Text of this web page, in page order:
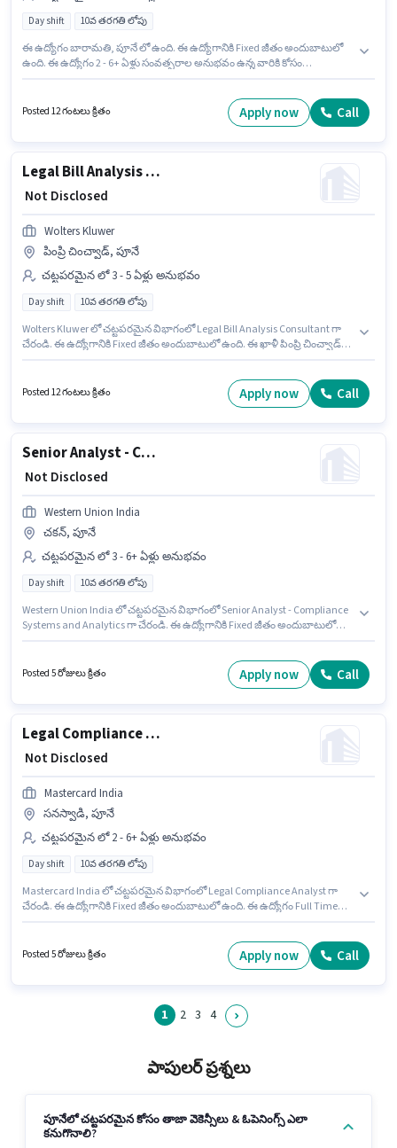
Day shift 10వ తరగతి లోపు
ఈ ఉద్యోగం బారామతి, పూనే లో ఉంది. ఈ ఉద్యోగానికి Fixed జీతం అందుబాటులో
ఉంది. ఈ ఉద్యోగం 2 - 6+ ఏళ్లు సంవత్సరాల అనుభవం ఉన్న వారికి కోసం
Mastercard India చట్టపరమైన విభాగంలో Associate Analyst - Legal
Compliance ఉద్యోగానికి క్రియాశీలకంగా నియామకం జరుగుతోంది. 10వ తరగతి
Posted 12 గంటలు క్రితం Apply now Call
Legal Bill Analysis Consultant
₹ Not Disclosed
Wolters Kluwer
పింప్రి చించ్వాడ్, పూనే
చట్టపరమైన లో 3 - 5 ఏళ్లు అనుభవం
Day shift 10వ తరగతి లోపు
Wolters Kluwer లో చట్టపరమైన విభాగంలో Legal Bill Analysis Consultant గా
చేరండి. ఈ ఉద్యోగానికి Fixed జీతం అందుబాటులో ఉంది. ఈ ఖాళీ పింప్రి చించ్వాడ్,
అనుకూలంగా ఉంటుంది. మీరు నెలకు ₹1 వరకు సంపాదించవచ్చు. ఇది Full Time
ఉద్యోగం, ఇందులో DAY shift మరియు వారానికి 5 days working ఉంటాయి.
Posted 12 గంటలు క్రితం Apply now Call
Senior Analyst - Compliance Systems and Analytics
₹ Not Disclosed
Western Union India
చకన్, పూనే
చట్టపరమైన లో 3 - 6+ ఏళ్లు అనుభవం
Day shift 10వ తరగతి లోపు
Western Union India లో చట్టపరమైన విభాగంలో Senior Analyst - Compliance
Systems and Analytics గా చేరండి. ఈ ఉద్యోగానికి Fixed జీతం అందుబాటులో
మరియు వారానికి 5 days working ఉన్నాయి. ఈ ఉద్యోగం 3 - 6+ ఏళ్లు సంవత్సరాల
అనుభవం ఉన్న వారికి కోసం అనుకూలంగా ఉంటుంది. మీరు నెలకు ₹1 వరకు
Posted 5 రోజులు క్రితం Apply now Call
Legal Compliance Analyst
₹ Not Disclosed
Mastercard India
సనస్వాడి, పూనే
చట్టపరమైన లో 2 - 6+ ఏళ్లు అనుభవం
Day shift 10వ తరగతి లోపు
Mastercard India లో చట్టపరమైన విభాగంలో Legal Compliance Analyst గా
చేరండి. ఈ ఉద్యోగానికి Fixed జీతం అందుబాటులో ఉంది. ఈ ఉద్యోగం Full Time
దరఖాస్తు చేయవచ్చు. ఈ ఉద్యోగం 2 - 6+ ఏళ్లు సంవత్సరాల అనుభవం ఉన్న వారికి
కోసం అనుకూలంగా ఉంటుంది. మీరు నెలకు ₹1 వరకు సంపాదించవచ్చు.
Posted 5 రోజులు క్రితం Apply now Call
1 2 3 4
పాపులర్ ప్రశ్నలు
పూనేలో చట్టపరమైన కోసం తాజా వెకెన్సీలు & ఓపెనింగ్స్ ఎలా
కనుగొనాలి?